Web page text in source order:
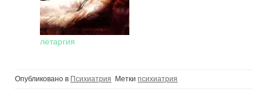
летаргия
Опубликовано в Психиатрия Метки психиатрия